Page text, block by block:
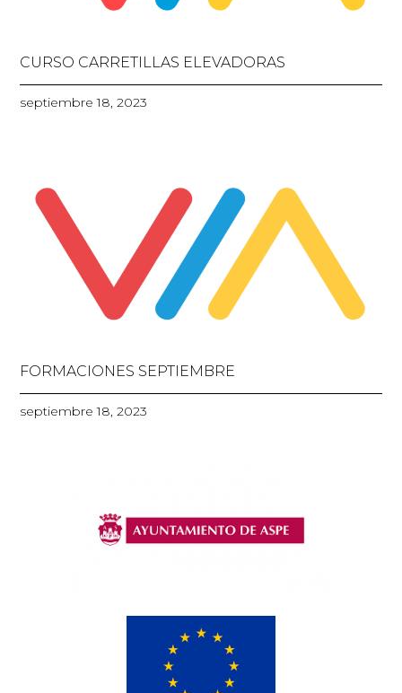
CURSO CARRETILLAS ELEVADORAS
septiembre 18, 2023
FORMACIONES SEPTIEMBRE
septiembre 18, 2023